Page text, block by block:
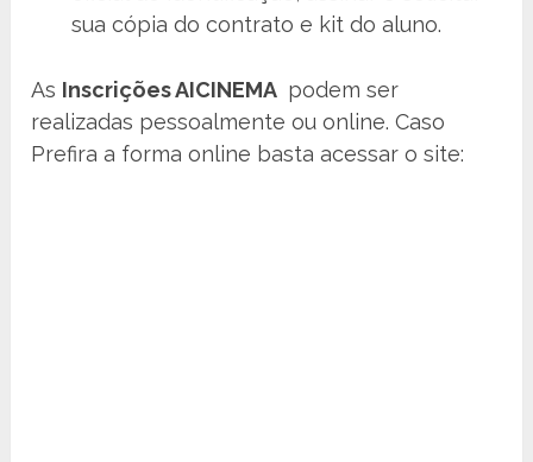
sua cópia do contrato e kit do aluno.
As Inscrições AICINEMA podem ser
realizadas pessoalmente ou online. Caso
Prefira a forma online basta acessar o site: